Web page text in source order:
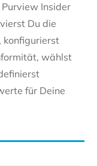
Purview Insider
Du die
konfigurierst
wählst
für Deine